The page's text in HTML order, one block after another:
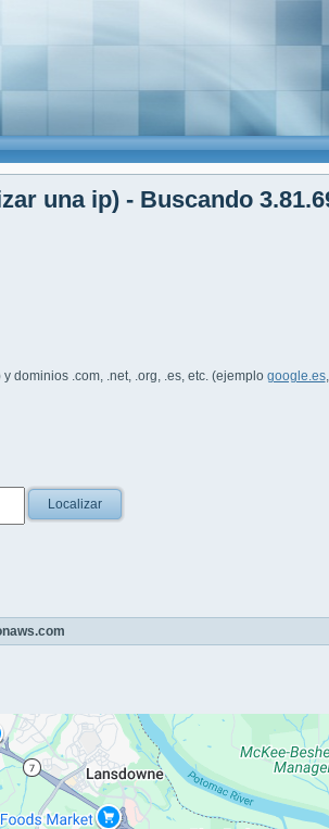
una ip) - Buscando
y dominios .com, .net, .org, .es, etc. (ejemplo google.es,
Localizar